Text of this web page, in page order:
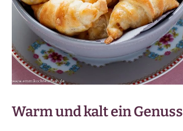
Warm und kalt ein Genuss